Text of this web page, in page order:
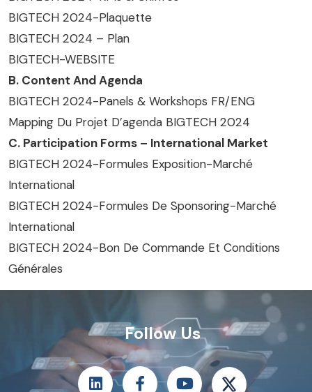
BIGTECH 2024-Plaquette
BIGTECH 2024 – Plan
BIGTECH-WEBSITE
B. Content And Agenda
BIGTECH 2024-Panels & Workshops FR/ENG
Mapping Du Projet D’agenda BIGTECH 2024
C. Participation Forms – International Market
BIGTECH 2024-Formules Exposition-Marché
International
BIGTECH 2024-Formules De Sponsoring-Marché
International
BIGTECH 2024-Bon De Commande Et Conditions
Générales
Follow Us